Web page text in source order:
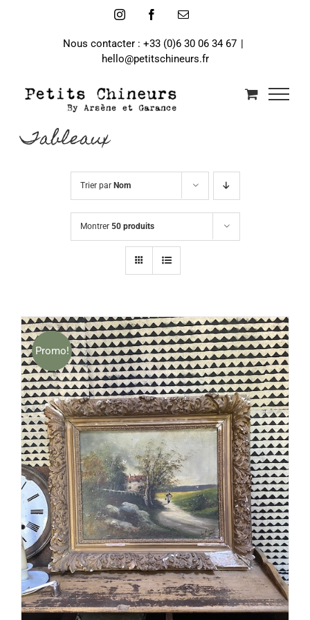
InstagramFacebookEmail
Nous contacter : +33 (0)6 30 06 34 67 |
hello@petitschineurs.fr
Tableaux
Trier par Nom
Montrer 50 produits
Promo!
AJOUTER AU PANIER / DÉTAILS